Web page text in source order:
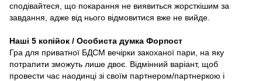
сподівайтеся, що покарання не виявиться жорсткішим за
завдання, адже від нього відмовитися вже не вийде.
Наші 5 копійок / Особиста думка Форпост
Гра для приватної БДСМ вечірки закоханої пари, на яку
потрапити зможуть лише двоє. Відмінний варіант, щоб
провести час наодинці зі своїм партнером/партнеркою і